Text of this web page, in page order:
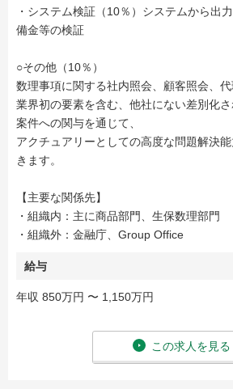
・システム検証（10％）システムから出
備金等の検証
○その他（10％）
数理事項に関する社内照会、顧客照会、
業界初の要素を含む、他社にない差別化
案件への関与を通じて、
アクチュアリーとしての高度な問題解決
きます。
【主要な関係先】
・組織内：主に商品部門、生保数理部門
・組織外：金融庁、Group Office
給与
年収 850万円 〜 1,150万円
この求人を見る